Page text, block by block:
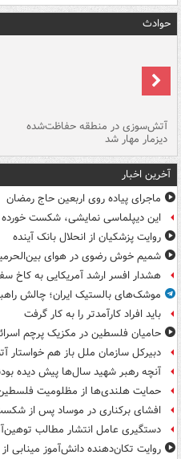
حوادث
آتش‌سوزی در منطقه حفاظت‌شده
دیزمار مهار شد
آخرین اخبار
ماجرای پیاده روی اربعین حاج رمضان
این دیپلماسی نمایشی، شکست
روایت پزشکیان از انحلال بانک آینده
شمیم خوش رضوی در هوای
هشدار افسر ارشد آمریکایی به کاخ
موشک‌های بالستیک ایران؛ چالش
باید افراد کارآمدتر را به کار گرفت
حامیان فلسطین در مکزیک پرچم
دبیرکل سازمان ملل باز هم
آنچه رهبر شهید سال‌ها پیش دیده
حمایت هلندی‌ها از مظلومیت
افشای برکناری در موساد پس از شکست
دستگیری عامل انتشار مطالب
روایت تکان‌دهنده دانش‌آموز مینابی